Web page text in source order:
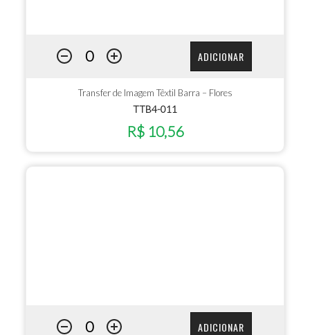
ADICIONAR
Transfer de Imagem Têxtil Barra – Flores
TTB4-011
R$ 10,56
ADICIONAR